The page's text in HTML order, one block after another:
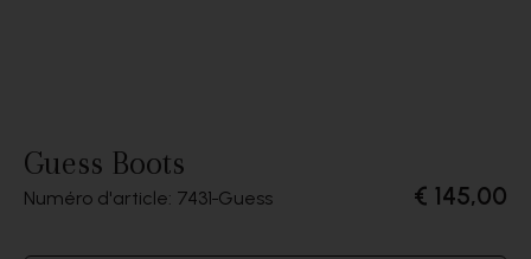
Guess Boots
Numéro d'article: 7431 Guess € 145,00